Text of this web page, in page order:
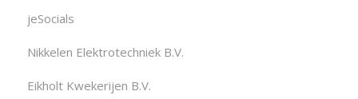
jeSocials
Nikkelen Elektrotechniek B.V.
Eikholt Kwekerijen B.V.